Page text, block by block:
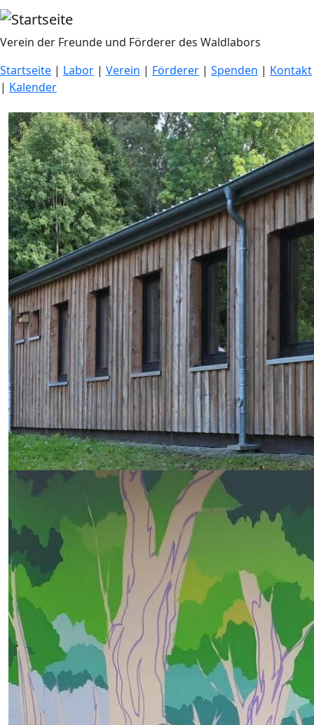
Direkt zum Inhalt
Verein der Freunde und Förderer des Waldlabors
Startseite | Labor | Verein | Förderer | Spenden | Kontakt
| Kalender